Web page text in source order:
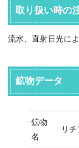
取り扱い時の
流水、直射日光に
鉱物データ
鉱物
名
リ